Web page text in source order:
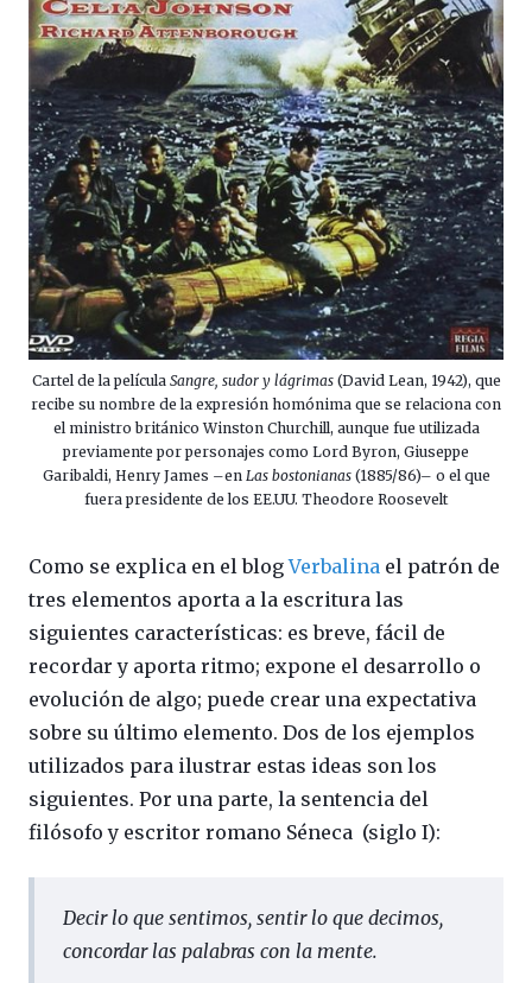
Cartel de la película Sangre, sudor y lágrimas(David Lean, 1942), que
recibe su nombre de la expresión homónima que se relaciona con
el ministro británico Winston Churchill, aunque fue utilizada
previamente por personajes como Lord Byron, Giuseppe
Garibaldi, Henry James –en Las bostonianas(1885/86)– o el que
fuera presidente de los EE.UU. Theodore Roosevelt
Como se explica en el blogVerbalina el patrón de
tres elementos aporta a la escritura las
siguientes características: es breve, fácil de
recordar y aporta ritmo; expone el desarrollo o
evolución de algo; puede crear una expectativa
sobre su último elemento. Dos de los ejemplos
utilizados para ilustrar estas ideas son los
siguientes. Por una parte, la sentencia del
filósofo y escritor romano Séneca ​ (siglo I):
Decir lo que sentimos, sentir lo que decimos,
concordar las palabras con la mente.